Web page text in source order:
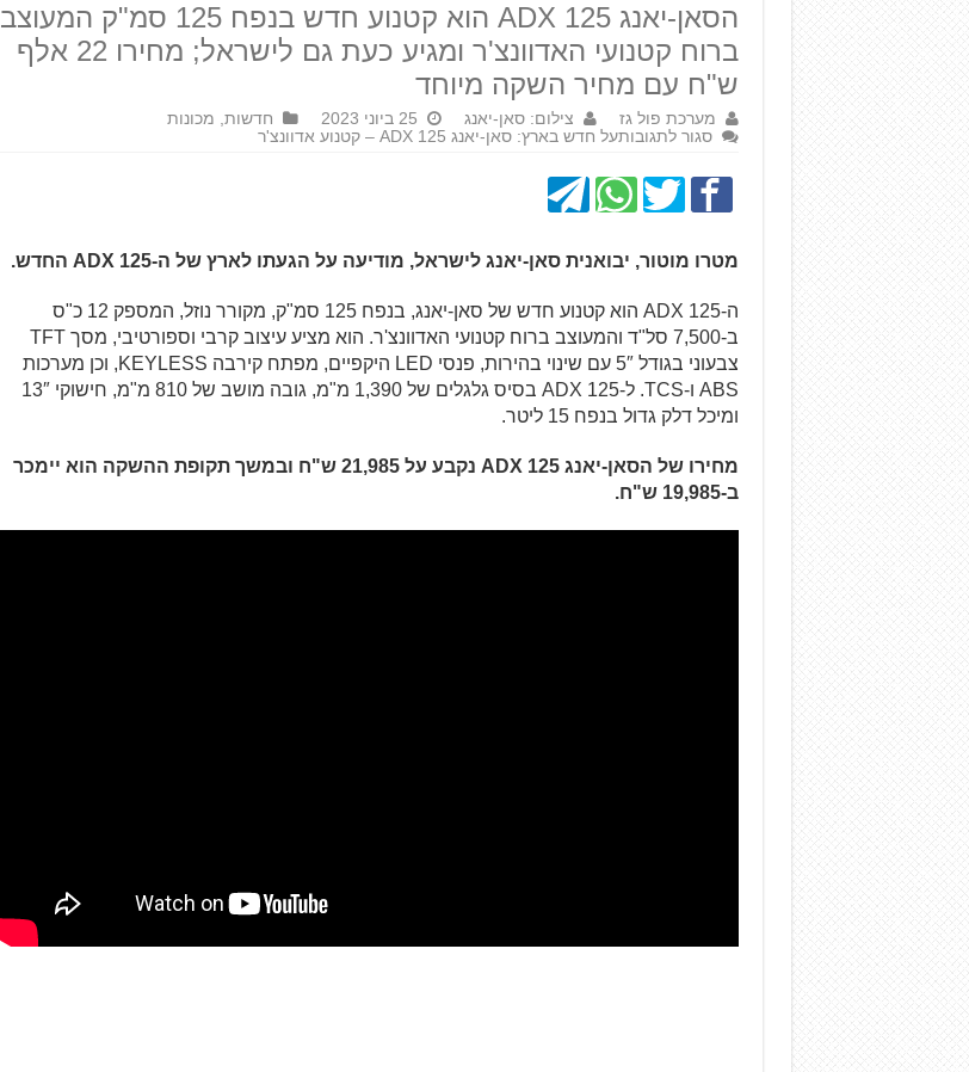
הסאן-יאנג ADX 125 הוא קטנוע חדש בנפח 125 סמ"ק המעוצב
ברוח קטנועי האדוונצ'ר ומגיע כעת גם לישראל; מחירו 22 אלף
ש"ח עם מחיר השקה מיוחד
מערכת פול גז צילום: סאן-יאנג 25 ביוני 2023 חדשות, מכונות
סגור לתגובותעל חדש בארץ: סאן-יאנג ADX 125 – קטנוע אדוונצ'ר
מטרו מוטור, יבואנית סאן-יאנג לישראל, מודיעה על הגעתו לארץ של ה-ADX 125 החדש.
ה-ADX 125 הוא קטנוע חדש של סאן-יאנג, בנפח 125 סמ"ק, מקורר נוזל, המספק 12 כ"ס
ב-7,500 סל"ד והמעוצב ברוח קטנועי האדוונצ'ר. הוא מציע עיצוב קרבי וספורטיבי, מסך TFT
צבעוני בגודל 5″ עם שינוי בהירות, פנסי LED היקפיים, מפתח קירבה KEYLESS, וכן מערכות
ABS ו-TCS. ל-ADX 125 בסיס גלגלים של 1,390 מ"מ, גובה מושב של 810 מ"מ, חישוקי 13″
ומיכל דלק גדול בנפח 15 ליטר.
מחירו של הסאן-יאנג ADX 125 נקבע על 21,985 ש"ח ובמשך תקופת ההשקה הוא יימכר
ב-19,985 ש"ח.